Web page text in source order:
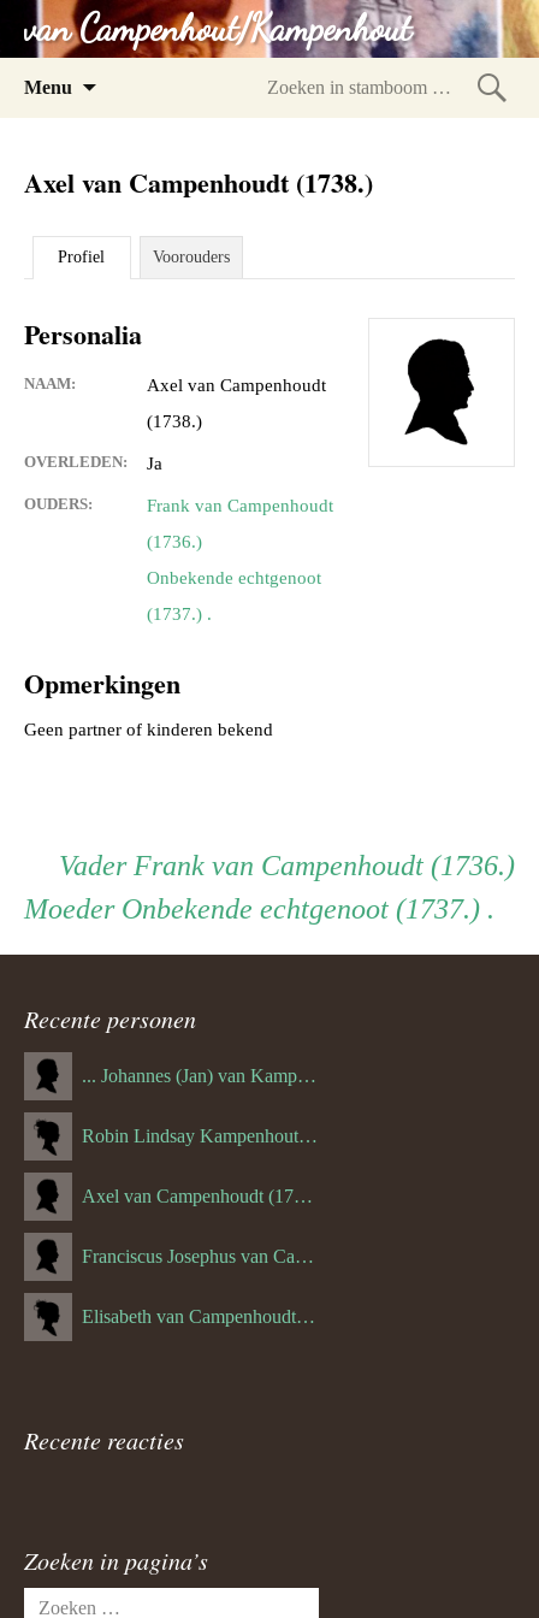
van Campenhout/Kampenhout
Menu
Axel van Campenhoudt (1738.)
Profiel Voorouders
Personalia
NAAM:
Axel van Campenhoudt
(1738.)
OVERLEDEN: Ja
OUDERS:
Frank van Campenhoudt
(1736.)
Onbekende echtgenoot
(1737.) .
Opmerkingen
Geen partner of kinderen bekend
Persoon
ouder
navigatie
Vader Vader
Frank van Campenhoudt (1736.)
Moeder Moeder
Onbekende echtgenoot (1737.) .
Recente personen
... Johannes (Jan) van Kampenhout (1311.)
Robin Lindsay Kampenhout (1346.) (06-03-2023)
Axel van Campenhoudt (1738.)
Franciscus Josephus van Campenhoudt (1719.) (10-08-1875)
Elisabeth van Campenhoudt (1716.) (28-05-1870)
Recente reacties
Zoeken in pagina’s
Zoeken